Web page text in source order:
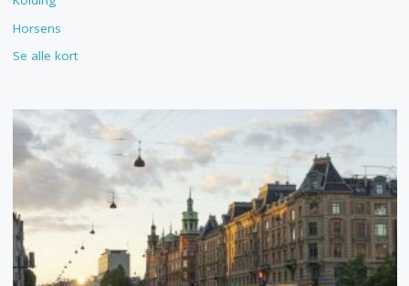
Horsens
Se alle kort